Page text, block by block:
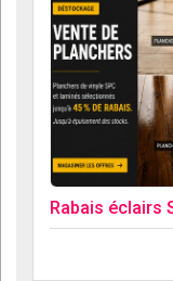
Rabais éclairs